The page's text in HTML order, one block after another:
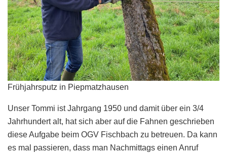
Frühjahrsputz in Piepmatzhausen
Unser Tommi ist Jahrgang 1950 und damit über ein 3/4
Jahrhundert alt, hat sich aber auf die Fahnen geschrieben
diese Aufgabe beim OGV Fischbach zu betreuen. Da kann
es mal passieren, dass man Nachmittags einen Anruf